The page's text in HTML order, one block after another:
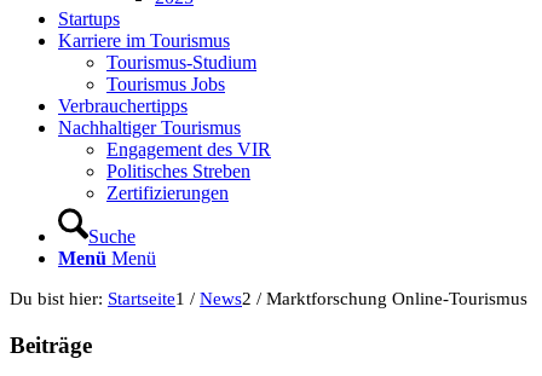
Startups
Karriere im Tourismus
Tourismus-Studium
Tourismus Jobs
Verbrauchertipps
Nachhaltiger Tourismus
Engagement des VIR
Politisches Streben
Zertifizierungen
Suche
Menü Menü
Du bist hier: Startseite1 / News2 / Marktforschung Online-Tourismus
Beiträge